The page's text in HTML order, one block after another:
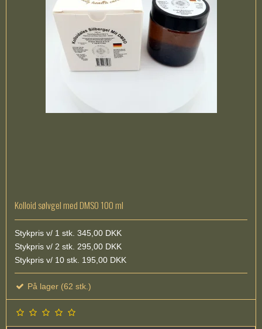
Kolloid sølvgel med DMSO 100 ml
Stykpris v/ 1 stk. 345,00 DKK
Stykpris v/ 2 stk. 295,00 DKK
Stykpris v/ 10 stk. 195,00 DKK
På lager (62 stk.)